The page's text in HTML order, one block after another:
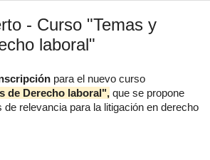
- Curso "Temas y
laboral"
para el nuevo curso
de Derecho laboral", que se propone
relevancia para la litigación en derecho